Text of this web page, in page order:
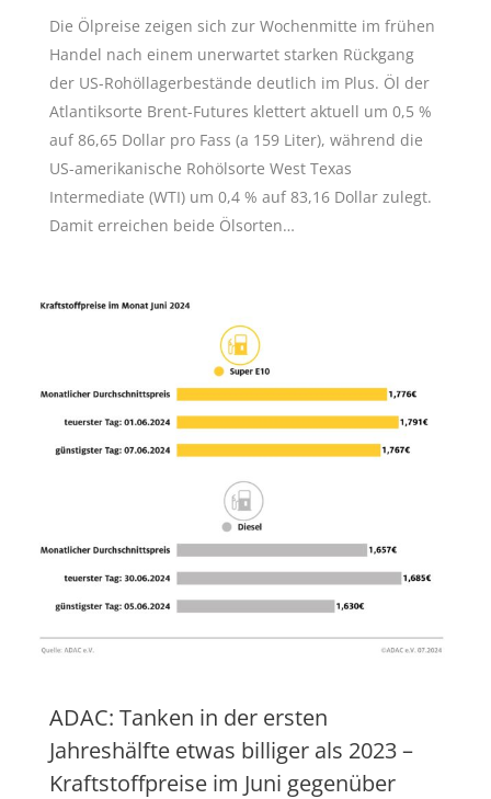
Die Ölpreise zeigen sich zur Wochenmitte im frühen
Handel nach einem unerwartet starken Rückgang
der US-Rohöllagerbestände deutlich im Plus. Öl der
Atlantiksorte Brent-Futures klettert aktuell um 0,5 %
auf 86,65 Dollar pro Fass (a 159 Liter), während die
US-amerikanische Rohölsorte West Texas
Intermediate (WTI) um 0,4 % auf 83,16 Dollar zulegt.
Damit erreichen beide Ölsorten…
ADAC: Tanken in der ersten
Jahreshälfte etwas billiger als 2023 –
Kraftstoffpreise im Juni gegenüber